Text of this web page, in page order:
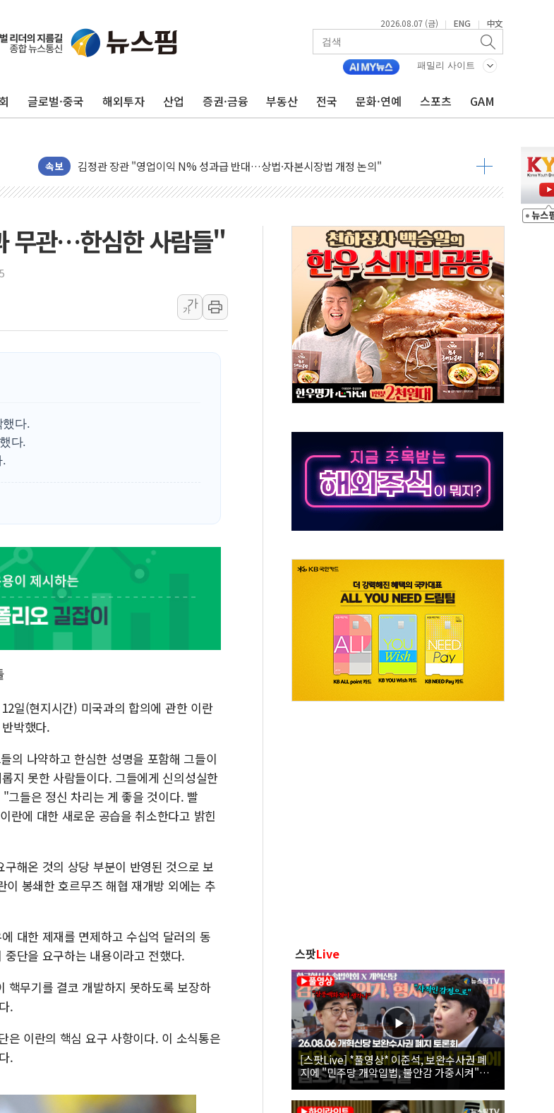
2026.08.07 (금) | ENG | 中文
패밀리 사이트
글로벌·중국 해외투자 산업 증권·금융 부동산 전국 문화·연예 스포츠 GAM
속보
구광모, 내주 실리콘밸리서 젠슨 황 재회…로봇·AI 데이터센터·모빌리티 구체화
뉴욕증시 프리뷰, 미 주가선물 AI주 차익실현 속 혼조세...웨스턴디지털·샌디스크↓
청와대, 북한 단거리 탄도미사일 발사에 긴급 안보 점검회의
[인도증시] 중동 긴장 완화에 실적 호조까지, 상승...호실적 보고 기업 상승세 뚜렷
러, 1인칭시점 드론으로 우크라 민간인 '사파리' 공격… 시민들 공포감 극대화 전략
[베트남 증시] 지수 하락 속 'DGC' 임시 주총 기대감에 홀로 상한가…마진 잔액은 사상 최고
'월가의 황제' 다이먼 "금융시장 레버리지 위험수위…숨은 차입이 더 큰 변수"
양주 섬유염색공장서 화재 1명 중상…대응 1단계 진압 중
김정관 산업부 장관 "주 52시간 손봐야, 경쟁상대 中과 비교해야"
해군 1함대 창설 80주년…지역과 함께하는 '선봉'의 대민 봉사
[3보] 북, 원산서 동해로 단거리 탄도미사일 1발 발사… 올해 10번째·42일 만 도발
우크라 드론 전술, 중남미 콜롬비아에 새 안보 위기… 반군·마약카르텔이 습득해 전투 활용
주한미군 "오산기지 누출, 백린 아닌 무해한 표면 부식 물질"
구미 폐염산처리업체서 불 2시간30여분만에 진화...외국인 노동자 숨져
강원도 폭염특보 11일째…온열질환·가축 피해 최소화 '총력 대응'
무관…한심한 사람들"
가
가
했다.
다.
.
일(현지시간) 미국과의 합의에 관한 이란
박했다.
의 나약하고 한심한 성명을 포함해 그들이
지 못한 사람들이다. 그들에게 신의성실한
그들은 정신 차리는 게 좋을 것이다. 빨
란에 대한 새로운 공습을 취소한다고 밝힌
해온 것의 상당 부분이 반영된 것으로 보
봉쇄한 호르무즈 해협 재개방 외에는 추
대한 제재를 면제하고 수십억 달러의 동
단을 요구하는 내용이라고 전했다.
핵무기를 결코 개발하지 못하도록 보장하
.
은 이란의 핵심 요구 사항이다. 이 소식통은
.
스팟Live
[스팟Live] *풀영상* 이준석, 보완수사권 폐
지에 "민주당 개악입법, 불안감 가중시켜"｜
26.08.06 개혁신당 보완수사권 폐지 토론회